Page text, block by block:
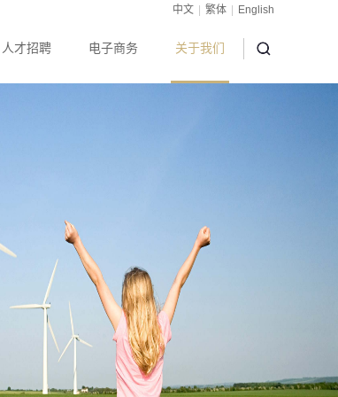
中文 繁体 English
人才招聘 电子商务 关于我们